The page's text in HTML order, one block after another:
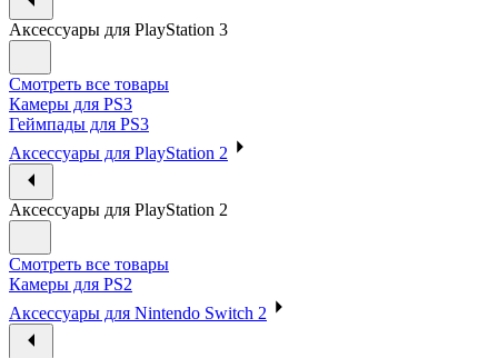
Аксессуары для PlayStation 3
Смотреть все товары
Камеры для PS3
Геймпады для PS3
Аксессуары для PlayStation 2
Аксессуары для PlayStation 2
Смотреть все товары
Камеры для PS2
Аксессуары для Nintendo Switch 2